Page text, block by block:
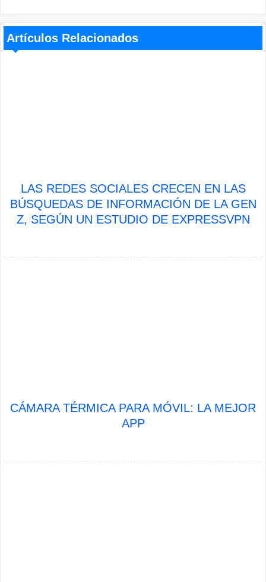
Artículos Relacionados
LAS REDES SOCIALES CRECEN EN LAS
BÚSQUEDAS DE INFORMACIÓN DE LA GEN
Z, SEGÚN UN ESTUDIO DE EXPRESSVPN
CÁMARA TÉRMICA PARA MÓVIL: LA MEJOR
APP